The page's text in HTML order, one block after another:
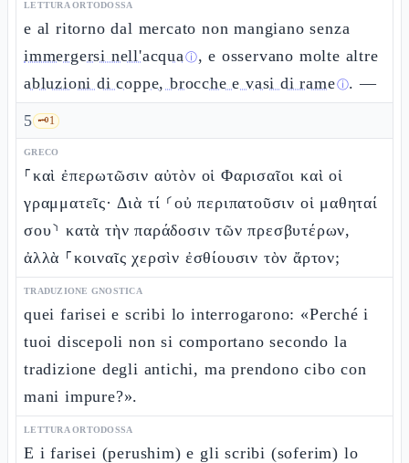
LETTURA ORTODOSSA
e al ritorno dal mercato non mangiano senza
immergersi nell'acquaⓘ, e osservano molte altre
abluzioni di coppe, brocche e vasi di rameⓘ. —
5 🗝️1
GRECO
⸀καὶ ἐπερωτῶσιν αὐτὸν οἱ Φαρισαῖοι καὶ οἱ
γραμματεῖς· Διὰ τί ⸂οὐ περιπατοῦσιν οἱ μαθηταί
σου⸃ κατὰ τὴν παράδοσιν τῶν πρεσβυτέρων,
ἀλλὰ ⸀κοιναῖς χερσὶν ἐσθίουσιν τὸν ἄρτον;
TRADUZIONE GNOSTICA
quei farisei e scribi lo interrogarono: «Perché i
tuoi discepoli non si comportano secondo la
tradizione degli antichi, ma prendono cibo con
mani impure?».
LETTURA ORTODOSSA
E i farisei (perushim) e gli scribi (soferim) lo